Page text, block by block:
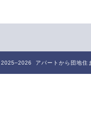
2025–2026 アパートから団地住